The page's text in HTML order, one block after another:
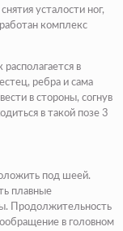
усталости ног,
комплекс
в
ребра и сама
в стороны, согнув
в такой позе 3
под шеей.
плавные
Продолжительность
в головном